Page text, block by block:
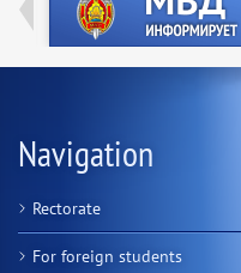
Navigation
Rectorate
For foreign students